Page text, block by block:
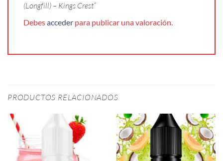
(Longfill) – Kings Crest”
Debesacceder para publicar una valoración.
PRODUCTOS RELACIONADOS